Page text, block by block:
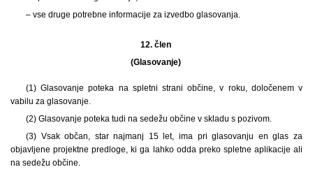
– vse druge potrebne informacije za izvedbo glasovanja.
12. člen
(Glasovanje)
(1) Glasovanje poteka na spletni strani občine, v roku, določenem v
vabilu za glasovanje.
(2) Glasovanje poteka tudi na sedežu občine v skladu s pozivom.
(3) Vsak občan, star najmanj 15 let, ima pri glasovanju en glas za
objavljene projektne predloge, ki ga lahko odda preko spletne aplikacije ali
na sedežu občine.